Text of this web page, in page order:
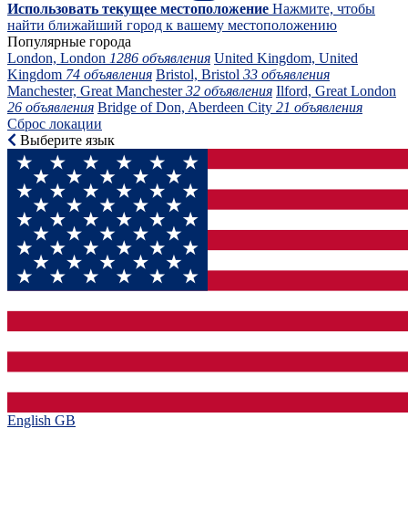
Использовать текущее местоположение Нажмите, чтобы
найти ближайший город к вашему местоположению
Популярные города
London, London 1286 объявления United Kingdom, United
Kingdom 74 объявления Bristol, Bristol 33 объявления
Manchester, Great Manchester32 объявления Ilford, Great London
26 объявления Bridge of Don, Aberdeen City 21 объявления
Сброс локации
Выберите язык
English GB‎